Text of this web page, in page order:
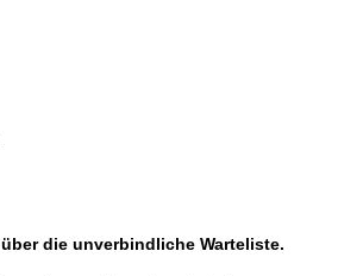
überdie unverbindliche Warteliste.